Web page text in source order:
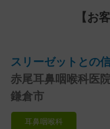
【お
スリーゼットとの
赤尾耳鼻咽喉科
鎌倉市
耳鼻咽喉科